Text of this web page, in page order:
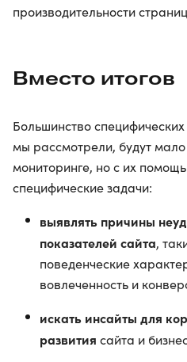
производительности
Вместо итогов
Большинство
мы рассмотрели, будут
мониторинге, но с их
специфические задачи:
выявлять причины
показателей сайта,
поведенческие
вовлеченность и
искать инсайты для
развития сайта и